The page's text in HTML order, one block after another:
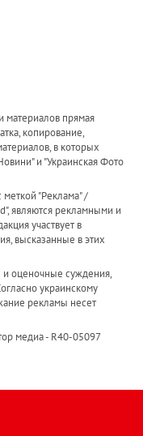
материалов прямая
копирование,
в которых
и "Украинская Фото
"Реклама" /
являются рекламными и
участвует в
высказанные в этих
и оценочные суждения,
украинскому
рекламы несет
медиа - R40-05097